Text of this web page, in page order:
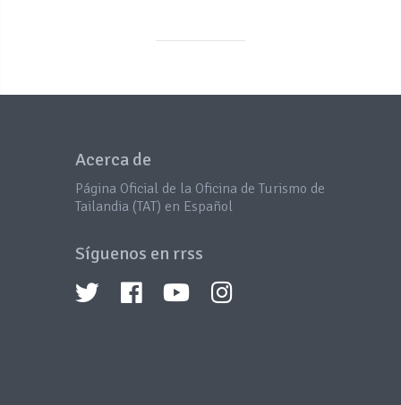
Acerca de
Página Oficial de la Oficina de Turismo de
Tailandia (TAT) en Español
Síguenos en rrss